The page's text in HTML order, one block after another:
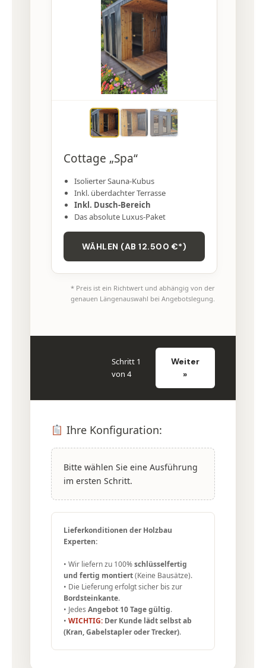
Cottage „Spa“
Isolierter Sauna-Kubus
Inkl. überdachter Terrasse
Inkl. Dusch-Bereich
Das absolute Luxus-Paket
WÄHLEN (AB 12.500 €*)
* Preis ist ein Richtwert und abhängig von der
genauen Längenauswahl bei Angebotslegung.
Schritt 1
von 4
Weiter
»
Ihre Konfiguration:
Bitte wählen Sie eine Ausführung
im ersten Schritt.
Lieferkonditionen der Holzbau
Experten:
• Wir liefern zu 100%schlüsselfertig
und fertig montiert(Keine Bausätze).
• Die Lieferung erfolgt sicher bis zur
Bordsteinkante.
• Jedes Angebot 10 Tage gültig.
• WICHTIG: Der Kunde lädt selbst ab
(Kran, Gabelstapler oder Trecker).